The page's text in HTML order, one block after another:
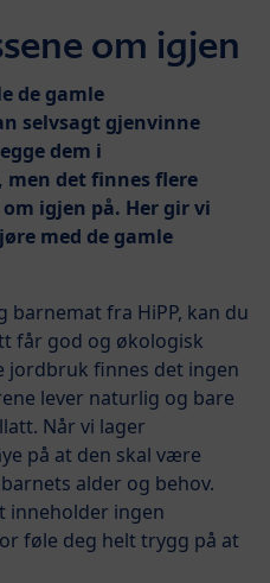
om igjen
de gamle
selvsagt gjenvinne
dem i
det finnes flere
igjen på. Her gir vi
med de gamle
barnemat fra HiPP, kan du
får god og økologisk
jordbruk finnes det ingen
lever naturlig og bare
Når vi lager
på at den skal være
alder og behov.
inneholder ingen
føle deg helt trygg på at